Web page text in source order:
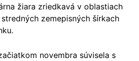
žiara zriedkavá v oblastiach
zemepisných šírkach
novembra súvisela s